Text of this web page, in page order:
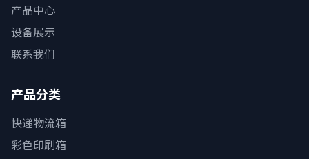
产品中心
设备展示
联系我们
产品分类
快递物流箱
彩色印刷箱